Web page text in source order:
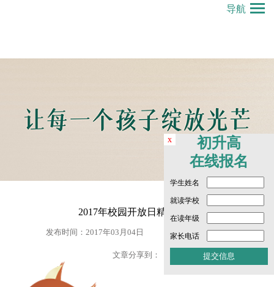
x
初升高
在线报名
学生姓名
就读学校
在读年级
家长电话
导航
2017年校园开放日精彩花絮
发布时间：2017年03月04日 点击数： 6633 次
文章分享到：